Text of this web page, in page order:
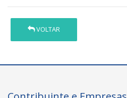
VOLTAR